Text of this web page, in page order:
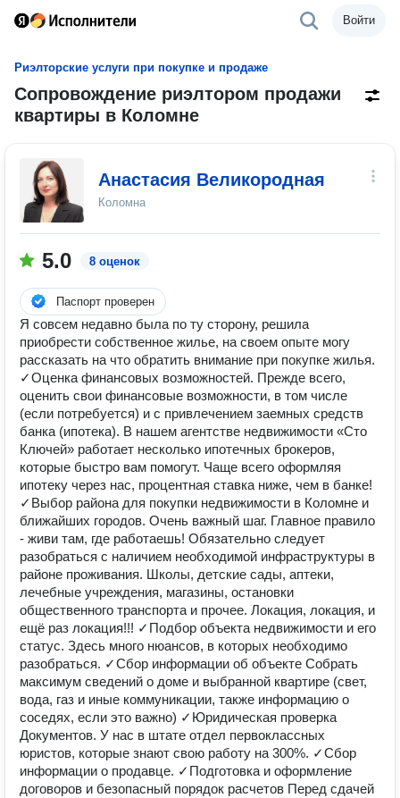
Войти
Риэлторские услуги при покупке и продаже
Сопровождение риэлтором продажи
квартиры в Коломне
Анастасия Великородная
Коломна
5.0 8 оценок
Паспорт проверен
Я совсем недавно была по ту сторону, решила
приобрести собственное жилье, на своем опыте могу
рассказать на что обратить внимание при покупке жилья.
✓Оценка финансовых возможностей. Прежде всего,
оценить свои финансовые возможности, в том числе
(если потребуется) и с привлечением заемных средств
банка (ипотека). В нашем агентстве недвижимости «Сто
Ключей» работает несколько ипотечных брокеров,
которые быстро вам помогут. Чаще всего оформляя
ипотеку через нас, процентная ставка ниже, чем в банке!
✓Выбор района для покупки недвижимости в Коломне и
ближайших городов. Очень важный шаг. Главное правило
- живи там, где работаешь! Обязательно следует
разобраться с наличием необходимой инфраструктуры в
районе проживания. Школы, детские сады, аптеки,
лечебные учреждения, магазины, остановки
общественного транспорта и прочее. Локация, локация, и
ещё раз локация!!! ✓Подбор объекта недвижимости и его
статус. Здесь много нюансов, в которых необходимо
разобраться. ✓Сбор информации об объекте Собрать
максимум сведений о доме и выбранной квартире (свет,
вода, газ и иные коммуникации, также информацию о
соседях, если это важно) ✓Юридическая проверка
Документов. У нас в штате отдел первоклассных
юристов, которые знают свою работу на 300%. ✓Сбор
информации о продавце. ✓Подготовка и оформление
договоров и безопасный порядок расчетов Перед сдачей